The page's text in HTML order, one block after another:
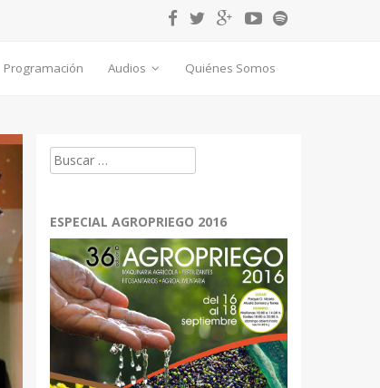
Programación Audios Quiénes Somos
Buscar:
ESPECIAL AGROPRIEGO 2016